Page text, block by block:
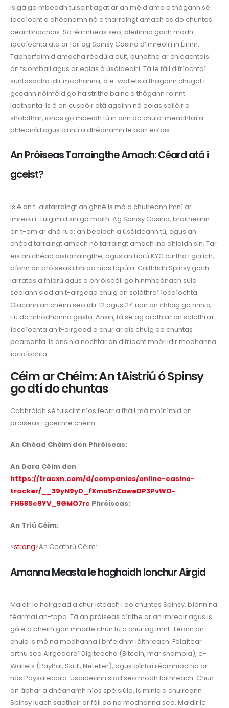
Is gá go mbeadh tuiscint agat ar an méid ama a thógann sé
íocaíocht a dhéanamh nó a tharraingt amach as do chuntas
cearrbhachais. Sa léirmheas seo, pléifimid gach modh
íocaíochta atá ar fáil ag Spinsy Casino d’imreoirí in Éirinn.
Tabharfaimid amacha réadúla duit, bunaithe ar chleachtais
an tsiombail agus ar eolas ó úsáideoirí. Tá le fáil difríochtaí
suntasacha idir modhanna, ó e-wallets a thagann chugat i
gceann nóiméid go haistrithe bainc a thógann roinnt
laethanta. Is é an cuspóir atá againn ná eolas soiléir a
sholáthar, ionas go mbeidh tú in ann do chuid imeachtaí a
phleanáil agus cinntí a dhéanamh le barr eolais.
An Próiseas Tarraingthe Amach: Céard atá i
gceist?
Is é an t-aistarraingt an ghné is mó a chuireann imní ar
imreoirí. Tuigimid sin go maith. Ag Spinsy Casino, braitheann
an t-am ar dhá rud: an bealach a úsáideann tú, agus an
chéad tarraingt amach nó tarraingt amach ina dhiaidh sin. Tar
éis an chéad aistarraingthe, agus an fíorú KYC curtha i gcrích,
bíonn an próiseas i bhfad níos tapúla. Caithfidh Spinsy gach
iarratas a fhíorú agus a phróiseáil go hinmheánach sula
seolann siad an t-airgead chuig an soláthraí íocaíochta.
Glacann an chéim seo idir 12 agus 24 uair an chloig go minic,
fiú do mhodhanna gasta. Ansin, tá sé ag brath ar an soláthraí
íocaíochta an t-airgead a chur ar ais chuig do chuntas
pearsanta. Is ansin a nochtar an difríocht mhór idir modhanna
íocaíochta.
Céim ar Chéim: An tAistriú ó Spinsy
go dtí do chuntas
Cabhróidh sé tuiscint níos fearr a fháil má mhínímid an
próiseas i gceithre chéim.
An Chéad Chéim den Phróiseas:
An Dara Céim den
https://tracxn.com/d/companies/online-casino-
tracker/__39yN9yD_fXmo5nZaweDP3PvWO-
FH68Sc9YV_9GMO7rc Phróiseas:
An Tríú Céim:
<strong>An Ceathrú Céim:
Amanna Measta le haghaidh Ionchur Airgid
Maidir le hairgead a chur isteach i do chuntas Spinsy, bíonn na
téarmaí an-tapa. Tá an próiseas dírithe ar an imreoir agus is
gá é a bheith gan mhoille chun tú a chur ag imirt. Téann an
chuid is mó na modhanna i bhfeidhm láithreach. Folaítear
orthu seo Airgeadraí Digiteacha (Bitcoin, mar shampla), e-
Wallets (PayPal, Skrill, Neteller), agus cártaí réamhíoctha ar
nós Paysafecard. Úsáideann siad seo modh láithreach. Chun
an ábhar a dhéanamh níos spéisiúla, is minic a chuireann
Spinsy luach saothair ar fáil do na modhanna seo. Maidir le